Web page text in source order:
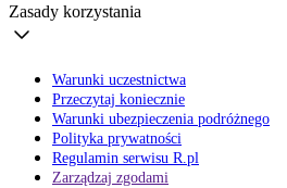
Zasady korzystania
Warunki uczestnictwa
Przeczytaj koniecznie
Warunki ubezpieczenia podróżnego
Polityka prywatności
Regulamin serwisu R.pl
Zarządzaj zgodami